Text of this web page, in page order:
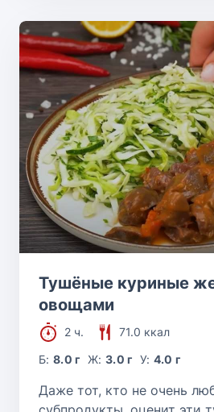
Тушёные куриные
овощами
2 ч.
71.0 ккал
Б:8.0 г Ж: 3.0 г У: 4.0 г
Даже тот, кто не очень